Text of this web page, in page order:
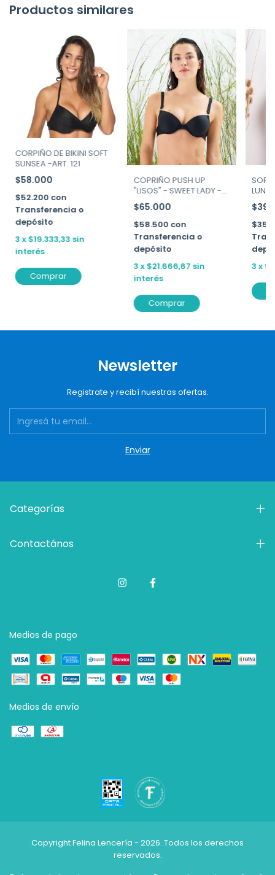
Productos similares
CORPIÑO DE BIKINI SOFT
SUNSEA -ART. 121
$58.000
$52.200 con
Transferencia o
depósito
3 x$19.333,33 sin
interés
Comprar
COPRIÑO PUSH UP
"LISOS" - SWEET LADY -
ART. 767-24
$65.000
$58.500 con
Transferencia o
depósito
3x$21.666,67 sin
interés
Comprar
SOFT
LUNA
3 x
Newsletter
Registrate y recibí nuestras ofertas.
Categorías
Contactános
Medios de pago
Medios de envío
Copyright Felina Lencería - 2026. Todos los derechos
reservados.